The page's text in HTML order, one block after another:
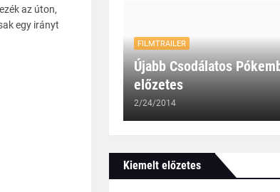
az úton,
egy irányt
FILMTRAILER
Újabb Csodálatos
előzetes
2/24/2014
Kiemelt előzetes